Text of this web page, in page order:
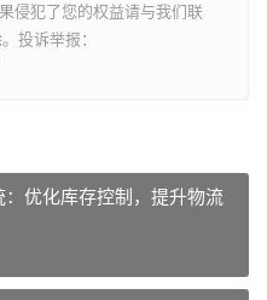
侵犯了您的权益请与我们联
投诉举报：
优化库存控制，提升物流